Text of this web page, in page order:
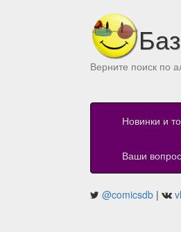
Верните поиск по
Новинки и
Ваши
@comicsdb |